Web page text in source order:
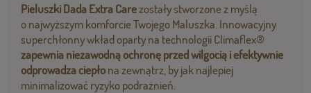
Pieluszki Dada Extra Carezostały stworzone z myślą
o najwyższym komforcie Twojego Maluszka. Innowacyjny
superchłonny wkład oparty na technologii Climaflex®
zapewnia niezawodną ochronę przed wilgocią i efektywnie
odprowadza ciepłona zewnątrz, by jak najlepiej
minimalizować ryzyko podrażnień.